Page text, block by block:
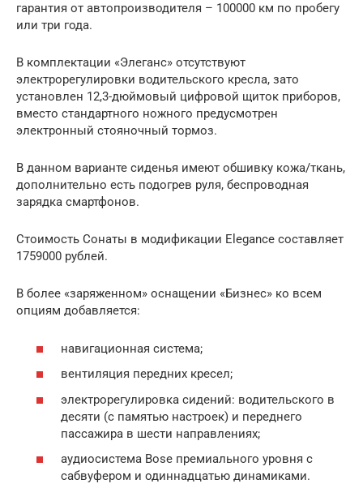
гарантия от автопроизводителя – 100000 км по пробегу
или три года.
В комплектации «Элеганс» отсутствуют
электрорегулировки водительского кресла, зато
установлен 12,3-дюймовый цифровой щиток приборов,
вместо стандартного ножного предусмотрен
электронный стояночный тормоз.
В данном варианте сиденья имеют обшивку кожа/ткань,
дополнительно есть подогрев руля, беспроводная
зарядка смартфонов.
Стоимость Сонаты в модификации Elegance составляет
1759000 рублей.
В более «заряженном» оснащении «Бизнес» ко всем
опциям добавляется:
навигационная система;
вентиляция передних кресел;
электрорегулировка сидений: водительского в
десяти (с памятью настроек) и переднего
пассажира в шести направлениях;
аудиосистема Bose премиального уровня с
сабвуфером и одиннадцатью динамиками.